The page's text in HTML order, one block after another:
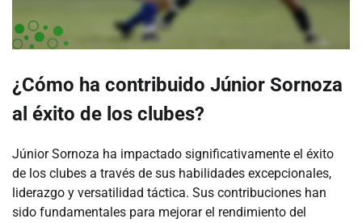
¿Cómo ha contribuido Júnior Sornoza
al éxito de los clubes?
Júnior Sornoza ha impactado significativamente el éxito
de los clubes a través de sus habilidades excepcionales,
liderazgo y versatilidad táctica. Sus contribuciones han
sido fundamentales para mejorar el rendimiento del